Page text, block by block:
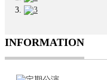
INFORMATION